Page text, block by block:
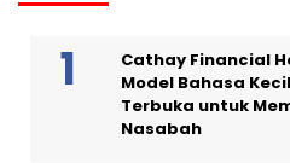
Cathay Financial
Model Bahasa
Terbuka untuk
Nasabah